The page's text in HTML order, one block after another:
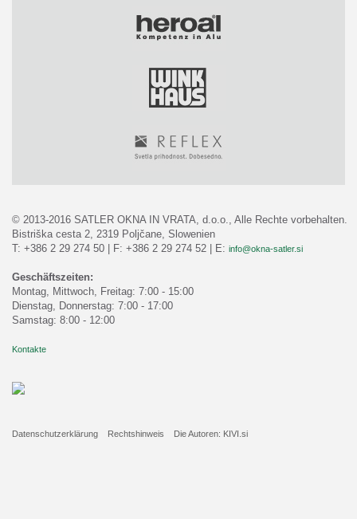
© 2013-2016 SATLER OKNA IN VRATA, d.o.o., Alle Rechte vorbehalten.
Bistriška cesta 2, 2319 Poljčane, Slowenien
T: +386 2 29 274 50 | F: +386 2 29 274 52 | E: info@okna-satler.si
Geschäftszeiten:
Montag, Mittwoch, Freitag: 7:00 - 15:00
Dienstag, Donnerstag: 7:00 - 17:00
Samstag: 8:00 - 12:00
Kontakte
Datenschutzerklärung Rechtshinweis Die Autoren: KIVI.si